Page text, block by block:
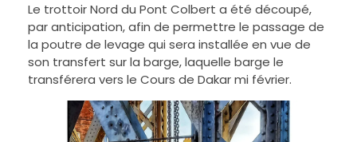
Le trottoir Nord du Pont Colbert a été découpé,
par anticipation, afin de permettre le passage de
la poutre de levage qui sera installée en vue de
son transfert sur la barge, laquelle barge le
transférera vers le Cours de Dakar mi février.